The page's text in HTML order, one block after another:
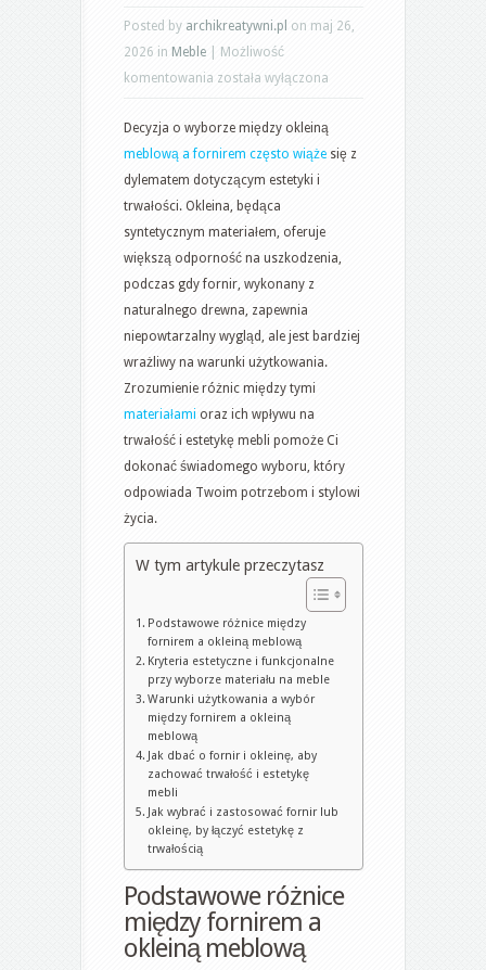
Posted by archikreatywni.pl on maj 26,
2026 in Meble
Możliwość
komentowania Okleina
czy
fornir
–
jak
wybrać
materiał
na
meble,
by
łączyć
estetykę
z
trwałością
została wyłączona
Decyzja o wyborze między okleiną
meblową a fornirem często wiąże się z
dylematem dotyczącym estetyki i
trwałości. Okleina, będąca
syntetycznym materiałem, oferuje
większą odporność na uszkodzenia,
podczas gdy fornir, wykonany z
naturalnego drewna, zapewnia
niepowtarzalny wygląd, ale jest bardziej
wrażliwy na warunki użytkowania.
Zrozumienie różnic między tymi
materiałami oraz ich wpływu na
trwałość i estetykę mebli pomoże Ci
dokonać świadomego wyboru, który
odpowiada Twoim potrzebom i stylowi
życia.
W tym artykule przeczytasz
Podstawowe różnice między
fornirem a okleiną meblową
Kryteria estetyczne i funkcjonalne
przy wyborze materiału na meble
Warunki użytkowania a wybór
między fornirem a okleiną
meblową
Jak dbać o fornir i okleinę, aby
zachować trwałość i estetykę
mebli
Jak wybrać i zastosować fornir lub
okleinę, by łączyć estetykę z
trwałością
Podstawowe różnice
między fornirem a
okleiną meblową